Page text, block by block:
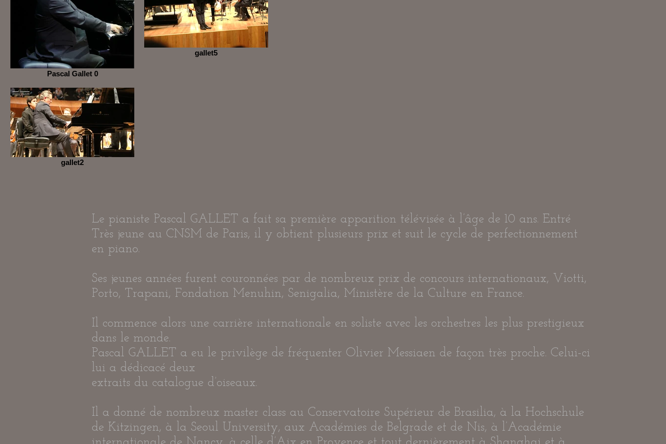
Pascal Gallet 0
gallet5
gallet2
Le pianiste Pascal GALLET a fait sa première apparition télévisée à l’âge de 10 ans. Entré
Très jeune au CNSM de Paris, il y obtient plusieurs prix et suit le cycle de perfectionnement
en piano.
Ses jeunes années furent couronnées par de nombreux prix de concours internationaux, Viotti,
Porto, Trapani, Fondation Menuhin, Senigalia, Ministère de la Culture en France.
Il commence alors une carrière internationale en soliste avec les orchestres les plus prestigieux
dans le monde.
Pascal GALLET a eu le privilège de fréquenter Olivier Messiaen de façon très proche. Celui-ci
lui a dédicacé deux
extraits du catalogue d’oiseaux.
Il a donné de nombreux master class au Conservatoire Supérieur de Brasilia, à la Hochschule
de Kitzingen, à la Seoul University, aux Académies de Belgrade et de Nis, à l’Académie